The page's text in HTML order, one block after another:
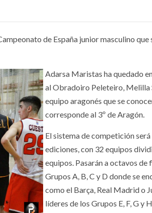
de España junior masculino
Adarsa Maristas ha quedado
al Obradoiro Peleteiro, Melilla
equipo aragonés que se
corresponde al 3º de Aragón.
El sistema de competición
ediciones, con 32 equipos
equipos. Pasarán a octavos
Grupos A, B, C y D donde se
como el Barça, Real Madrid o
líderes de los Grupos E, F, G y